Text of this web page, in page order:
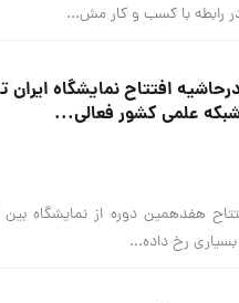
رابطه با کسب و کار مش...
درحاشیه افتتاح نمایشگاه ایران
علمی کشور فعالی...
هفدهمین دوره از نمایشگاه بین